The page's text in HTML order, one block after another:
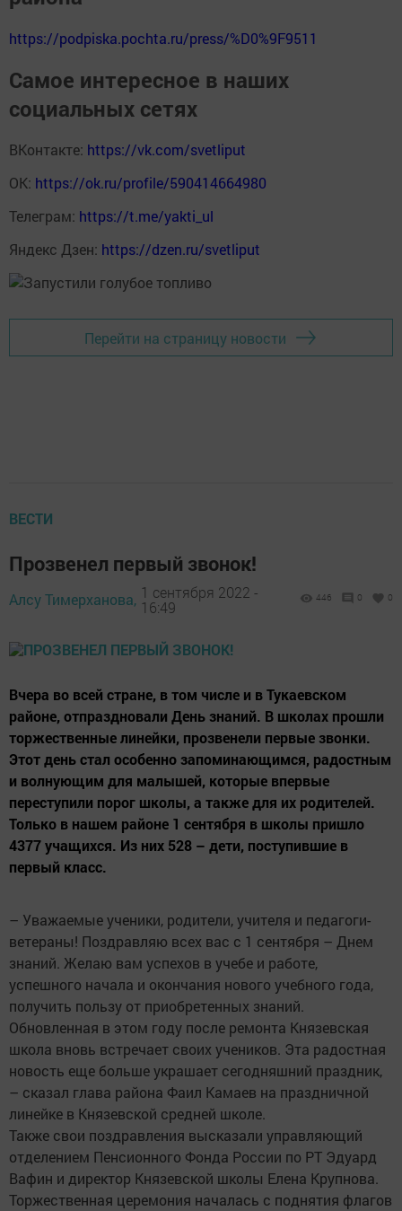
https://podpiska.pochta.ru/press/%D0%9F9511
Самое интересное в наших
социальных сетях
ВКонтакте: https://vk.com/svetliput
ОК: https://ok.ru/profile/590414664980
Телеграм: https://t.me/yakti_ul
Яндекс Дзен: https://dzen.ru/svetliput
Перейти на страницу новости
ВЕСТИ
Прозвенел первый звонок!
Алсу Тимерханова, 1 сентября 2022 -
16:49
446 0 0
Вчера во всей стране, в том числе и в Тукаевском
районе, отпраздновали День знаний. В школах прошли
торжественные линейки, прозвенели первые звонки.
Этот день стал особенно запоминающимся, радостным
и волнующим для малышей, которые впервые
переступили порог школы, а также для их родителей.
Только в нашем районе 1 сентября в школы пришло
4377 учащихся. Из них 528 – дети, поступившие в
первый класс.
– Уважаемые ученики, родители, учителя и педагоги-
ветераны! Поздравляю всех вас с 1 сентября – Днем
знаний. Желаю вам успехов в учебе и работе,
успешного начала и окончания нового учебного года,
получить пользу от приобретенных знаний.
Обновленная в этом году после ремонта Князевская
школа вновь встречает своих учеников. Эта радостная
новость еще больше украшает сегодняшний праздник,
– сказал глава района Фаил Камаев на праздничной
линейке в Князевской средней школе.
Также свои поздравления высказали управляющий
отделением Пенсионного Фонда России по РТ Эдуард
Вафин и директор Князевской школы Елена Крупнова.
Торжественная церемония началась с поднятия флагов